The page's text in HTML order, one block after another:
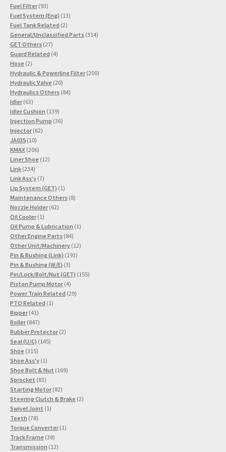
Produkte
Fuel Filter 9393
Produkte
Fuel System (Eng) 1313
Fuel Tank Related 22
Produkte
General/Unclassified Parts 314314
GET Others 2727
Produkte
Guard Related 44
Hose 22
Produkte
Hydraulic & Powerline Filter 200200
Hydraulic Valve 2020
Produkte
Hydraulics Others 8484
Idler 6363
Produkte
Idler Cushion 139139
Produkte
Injection Pump 3636
Injector 6262
JA035 1010
Produkte
KMAX 206206
Produkte
Liner Shoe 1212
Link 234234
Produkte
Link Ass'y 77
Produkte
Lip System (GET) 11
Produkt
Maintenance Others 88
Nozzle Holder 6262
Oil Cooler 11
Produkt
Oil Pump & Lubrication 11
Other Engine Parts 8484
Produkte
Other Unit/Machinery 1212
Pin & Bushing (Link) 191191
Pin & Bushing (W/E) 33
Produkte
Pin/Lock/Bolt/Nut (GET) 155155
Piston Pump Motor 44
Produkte
Power Train Related 2929
PTO Related 11
Ripper 4141
Produkte
Roller 847847
Produkte
Rubber Protector 22
Seal (U/C) 145145
Shoe 315315
Produkte
Shoe Ass'y 11
Produkt
Shoe Bolt & Nut 169169
Sprocket 8383
Produkte
Starting Motor 8282
Produkte
Steering Clutch & Brake 22
Swivel Joint 11
Teeth 7878
Produkte
Torque Converter 11
Track Frame 3838
Produkte
Transmission 1212